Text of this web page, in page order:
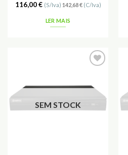
116,00€ (S/Iva) 142,68€(C/Iva)
LER MAIS
Favoritos
SEM STOCK